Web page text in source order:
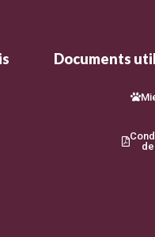
Documents